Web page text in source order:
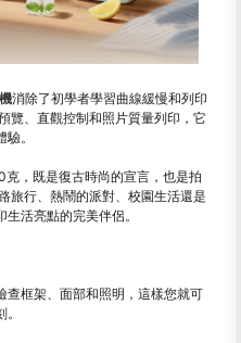
消除了初學者學習曲線緩慢和列印
覽、直觀控制和照片質量列印，它
。
克，既是復古時尚的宣言，也是拍
旅行、熱鬧的派對、校園生活還是
活亮點的完美伴侶。
查框架、面部和照明，這樣您就可